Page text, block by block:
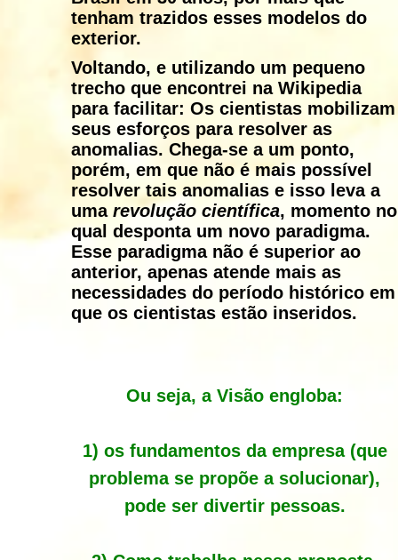
tenham trazidos esses modelos do
exterior.
Voltando, e utilizando um pequeno
trecho que encontrei na Wikipedia
para facilitar: Os cientistas mobilizam
seus esforços para resolver as
anomalias. Chega-se a um ponto,
porém, em que não é mais possível
resolver tais anomalias e isso leva a
uma revolução científica, momento no
qual desponta um novo paradigma.
Esse paradigma não é superior ao
anterior, apenas atende mais as
necessidades do período histórico em
que os cientistas estão inseridos.
Ou seja, a Visão engloba:
1) os fundamentos da empresa (que
problema se propõe a solucionar),
pode ser divertir pessoas.